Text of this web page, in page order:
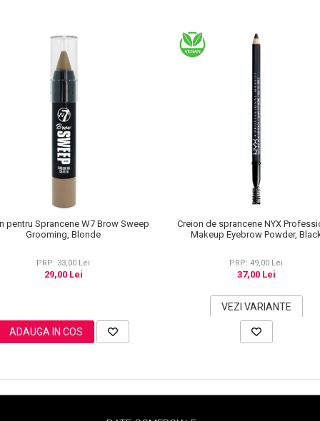
pentru Sprancene W7 Brow Sweep
Grooming, Blonde
PRP: 33,00 Lei
29,00 Lei
ADAUGA IN COS
Creion de sprancene NYX
Makeup Eyebrow Powder,
PRP: 49,00 Lei
37,00 Lei
VEZI VARIANTE